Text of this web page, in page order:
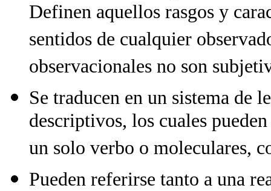
Definen aquellos rasgos y
sentidos de cualquier
observacionales no son
Se traducen en un sistema de
descriptivos, los cuales
un solo verbo o moleculares,
Pueden referirse tanto a una